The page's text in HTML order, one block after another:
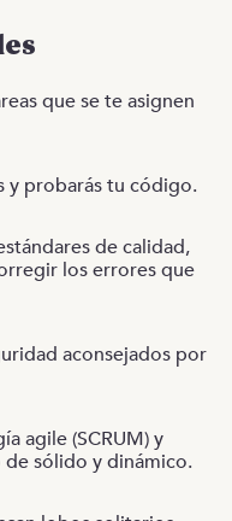
que se te asignen
y probarás tu código.
de calidad,
los errores que
aconsejados por
agile (SCRUM) y
sólido y dinámico.